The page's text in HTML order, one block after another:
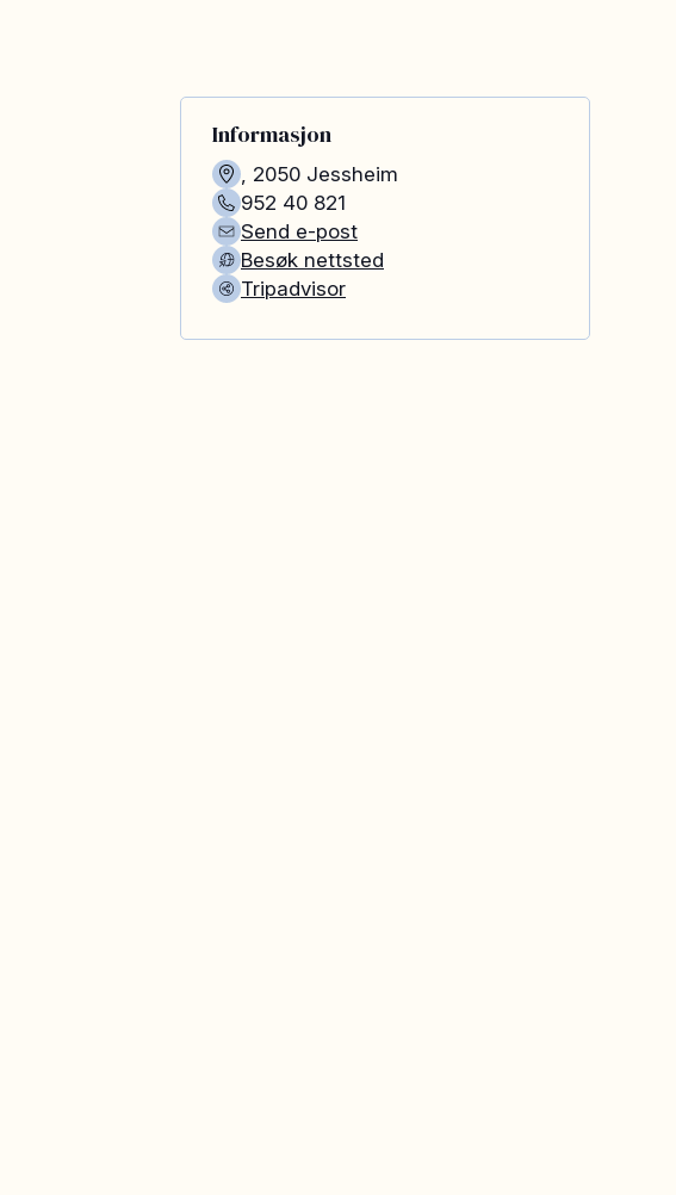
Informasjon
, 2050 Jessheim
952 40 821
Send e-post
Besøk nettsted
Tripadvisor